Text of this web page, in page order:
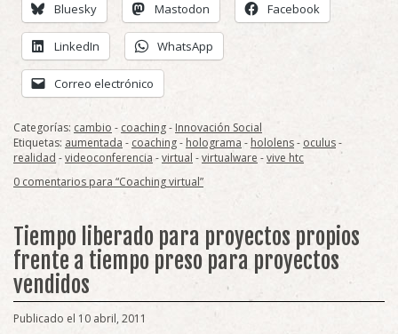
Bluesky Mastodon Facebook
LinkedIn WhatsApp
Correo electrónico
Categorías: cambio - coaching-Innovación Social
Etiquetas: aumentada - coaching- holograma - hololens- oculus-
realidad -videoconferencia -virtual -virtualware -vive htc
0 comentarios para “Coaching virtual”
Tiempo liberado para proyectos propios
frente a tiempo preso para proyectos
vendidos
Publicado el 10 abril, 2011